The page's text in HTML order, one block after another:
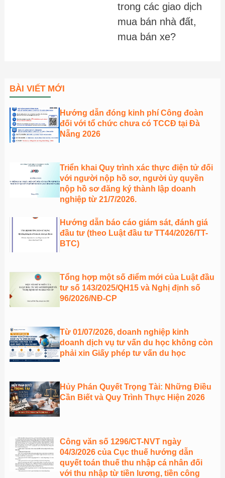
trong các giao dịch
mua bán nhà đất,
mua bán xe?
BÀI VIẾT MỚI
Hướng dẫn đóng kinh phí Công đoàn
đối với tổ chức chưa có TCCĐ tại Đà
Nẵng 2026
Triển khai Quy trình xác thực điện tử đối
với người nộp hồ sơ, người ủy quyền
nộp hồ sơ đăng ký thành lập doanh
nghiệp từ 21/7/2026.
Hướng dẫn báo cáo giám sát, đánh giá
đầu tư (theo Luật đầu tư TT44/2026/TT-
BTC)
Tổng hợp một số điểm mới của Luật đầu
tư số 143/2025/QH15 và Nghị định số
96/2026/NĐ-CP
Từ 01/07/2026, doanh nghiệp kinh
doanh dịch vụ tư vấn du học không còn
phải xin Giấy phép tư vấn du học
Hủy Phán Quyết Trọng Tài: Những Điều
Cần Biết và Quy Trình Thực Hiện 2026
Công văn số 1296/CT-NVT ngày
04/3/2026 của Cục thuế hướng dẫn
quyết toán thuế thu nhập cá nhân đối
với thu nhập từ tiền lương, tiền công